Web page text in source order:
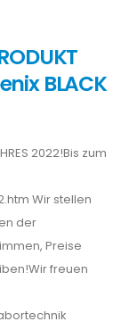
BLACK
2022!Bis zum
Wir stellen
der
Preise
freuen